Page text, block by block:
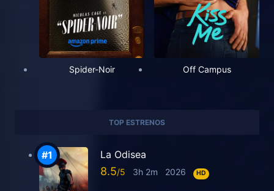
Spider-Noir Off Campus
TOP ESTRENOS
La Odisea
8.5 3h 2m 2026 HD